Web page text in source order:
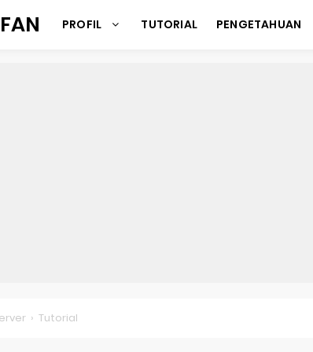
PROFIL TUTORIAL PENGETAHUAN
› Tutorial